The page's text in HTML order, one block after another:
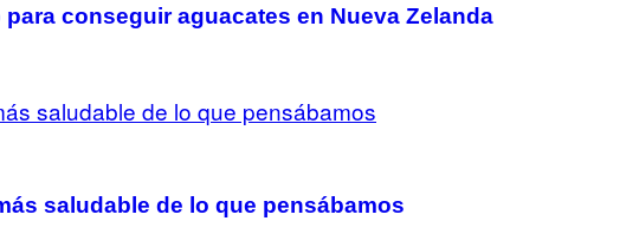
conseguir aguacates en Nueva Zelanda
saludable de lo que pensábamos